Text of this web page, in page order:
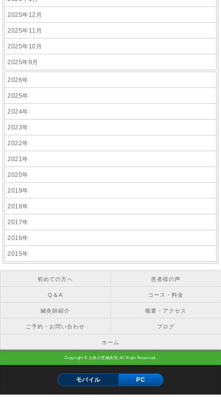
2025年12月
2025年11月
2025年10月
2025年9月
2026年
2025年
2024年
2023年
2022年
2021年
2020年
2019年
2018年
2017年
2016年
2015年
初めての方へ 患者様の声
Q＆A コース・料金
鍼灸師紹介 概要・アクセス
ご予約・お問い合わせ ブログ
ホーム
Copyright © お灸の里鍼灸院 All Right Reserved.
モバイル PC